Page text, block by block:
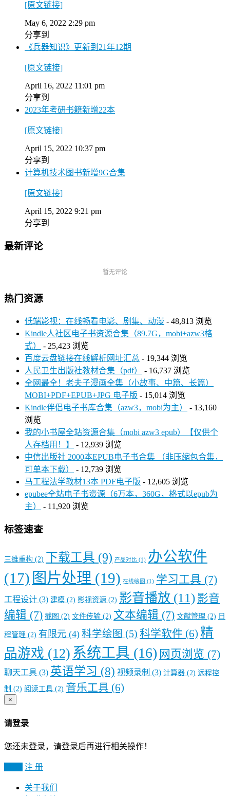
[原文链接]
May 6, 2022 2:29 pm
分享到
《兵器知识》更新到21年12期
[原文链接]
April 16, 2022 11:01 pm
分享到
2023年考研书籍新增22本
[原文链接]
April 15, 2022 10:37 pm
分享到
计算机技术图书新增9G合集
[原文链接]
April 15, 2022 9:21 pm
分享到
最新评论
暂无评论
热门资源
低端影视：在线畅看电影、剧集、动漫 - 48,813 浏览
Kindle人社区电子书资源合集（89.7G，mobi+azw3格
式）
- 25,423 浏览
百度云盘链接在线解析网址汇总 - 19,344 浏览
人民卫生出版社教材合集（pdf）
- 16,737 浏览
全网最全！老夫子漫画全集（小故事、中篇、长篇）
MOBI+PDF+EPUB+JPG 电子版 - 15,014 浏览
Kindle伴侣电子书库合集（azw3，mobi为主）
- 13,160
浏览
我的小书屋全站资源合集（mobi azw3 epub）【仅供个
人存档用！】
- 12,939 浏览
中信出版社 2000本EPUB电子书合集 （非压缩包合集，
可单本下载）
- 12,739 浏览
马工程法学教材13本 PDF电子版 - 12,605 浏览
epubee全站电子书资源（6万本，360G，格式以epub为
主）
- 11,920 浏览
标签速查
三维重构 (2) 下载工具 (9) 产品对比 (1) 办公软件
(17) 图片处理 (19) 在线绘图 (1) 学习工具 (7)
工程设计 (3) 建模 (2) 影视资源 (2) 影音播放 (11) 影音
编辑 (7) 截图 (2) 文件传输 (2) 文本编辑 (7) 文献管理 (2) 日
程管理 (2) 有限元 (4) 科学绘图 (5) 科学软件 (6) 精
品游戏 (12) 系统工具 (16) 网页浏览 (7)
聊天工具 (3) 英语学习 (8) 视频录制 (3) 计算器 (2) 远程控
制 (2) 阅读工具 (2) 音乐工具 (6)
×
请登录
您还未登录，请登录后再进行相关操作！
注 册
关于我们